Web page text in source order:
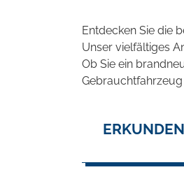
Entdecken Sie die
Unser vielfältiges
Ob Sie ein
Gebrauchtfahrzeug